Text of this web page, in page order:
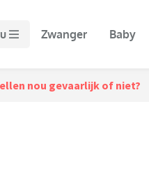
Zwanger Baby
nou gevaarlijk of niet?